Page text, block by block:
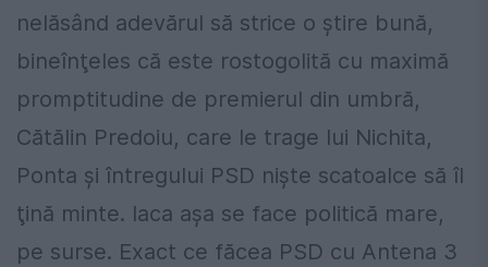
nelăsând adevărul să strice o ştire bună,
bineînţeles că este rostogolită cu maximă
promptitudine de premierul din umbră,
Cătălin Predoiu, care le trage lui Nichita,
Ponta şi întregului PSD nişte scatoalce să îl
ţină minte. Iaca aşa se face politică mare,
pe surse. Exact ce făcea PSD cu Antena 3